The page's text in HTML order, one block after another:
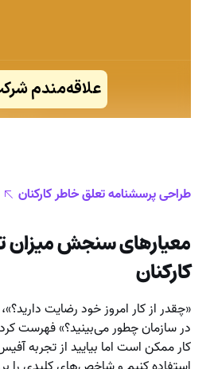
طراحی پرسشنامه تعلق خاطر کارکنان
معیارهای سنجش میزان
کارکنان
«چقدر از کار امروز خود رضایت
در سازمان چطور می‌بینید؟» فهرست